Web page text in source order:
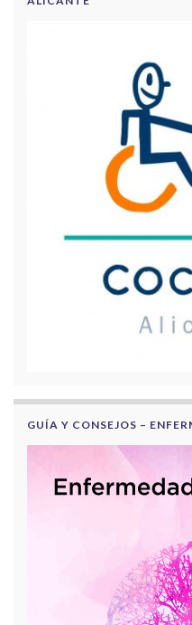
GUÍA Y CONSEJOS –